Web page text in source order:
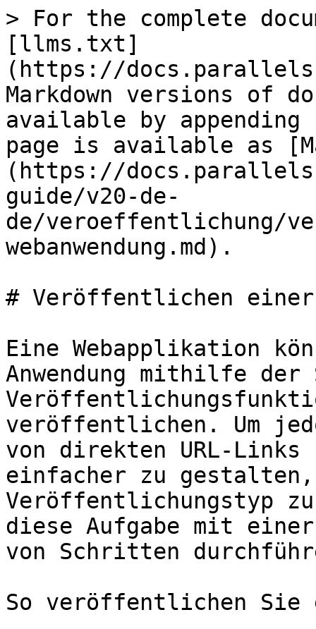
> For the complete
[llms.txt]
(https://
Markdown versions of
available by
page is available as
(https://
guide/v20-de-
de/veroeffentlichung/
webanwendung.md).
# Veröffentlichen einer
Eine Webapplikation
Anwendung mithilfe der
veröffentlichen. Um
von direkten URL-Links
einfacher zu
Veröffentlichungstyp
diese Aufgabe mit
von Schritten
So veröffentlichen Sie